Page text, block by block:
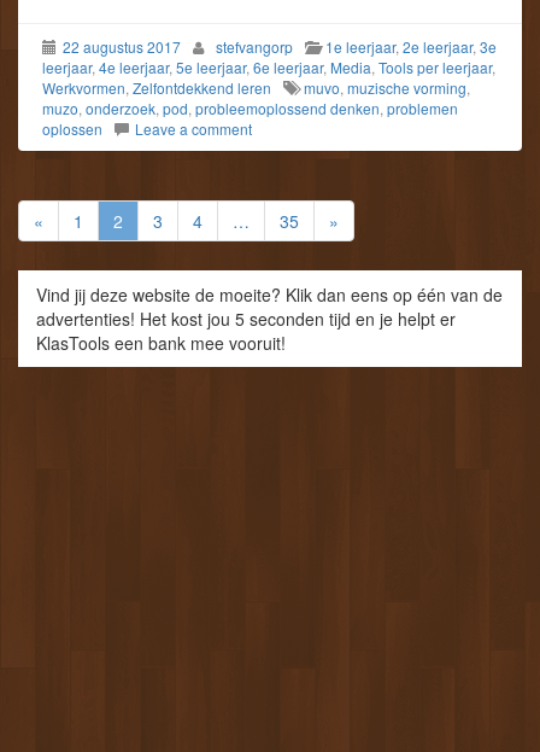
22 augustus 2017 stefvangorp 1e leerjaar, 2e leerjaar, 3e
leerjaar, 4e leerjaar, 5e leerjaar, 6e leerjaar, Media, Tools per leerjaar,
Werkvormen, Zelfontdekkend leren muvo, muzische vorming,
muzo, onderzoek, pod, probleemoplossend denken, problemen
oplossen
Leave a comment
« 1 2 3 4 … 35 »
Vind jij deze website de moeite? Klik dan eens op één van de
advertenties! Het kost jou 5 seconden tijd en je helpt er
KlasTools een bank mee vooruit!